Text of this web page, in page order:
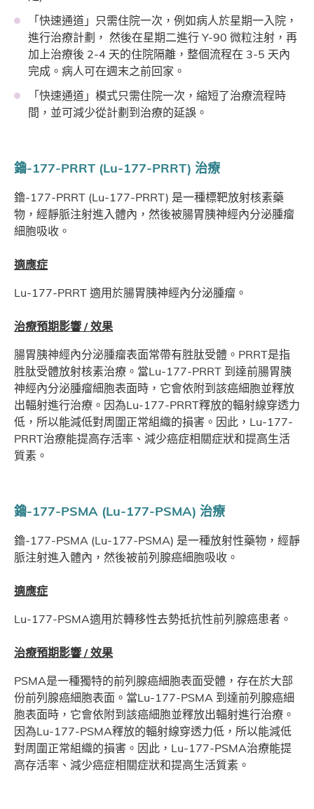
「快速通道」只需住院一次，例如病人於星期一入院，
進行治療計劃， 然後在星期二進行 Y-90 微粒注射，再
加上治療後 2-4 天的住院隔離，整個流程在 3-5 天內
完成。病人可在週末之前回家。
「快速通道」模式只需住院一次，縮短了治療流程時
間，並可減少從計劃到治療的延誤。
鑥-177-PRRT (Lu-177-PRRT) 治療
鑥-177-PRRT (Lu-177-PRRT) 是一種標靶放射核素藥
物，經靜脈注射進入體內，然後被腸胃胰神經內分泌腫瘤
細胞吸收。
適應症
Lu-177-PRRT 適用於腸胃胰神經內分泌腫瘤。
治療預期影響 / 效果
腸胃胰神經內分泌腫瘤表面常帶有胜肽受體。PRRT是指
胜肽受體放射核素治療。當Lu-177-PRRT 到達前腸胃胰
神經內分泌腫瘤細胞表面時，它會依附到該癌細胞並釋放
出輻射進行治療。因為Lu-177-PRRT釋放的輻射線穿透力
低，所以能減低對周圍正常組織的損害。因此，Lu-177-
PRRT治療能提高存活率、減少癌症相關症狀和提高生活
質素。
鑥-177-PSMA (Lu-177-PSMA) 治療
鑥-177-PSMA (Lu-177-PSMA) 是一種放射性藥物，經靜
脈注射進入體內，然後被前列腺癌細胞吸收。
適應症
Lu-177-PSMA適用於轉移性去勢抵抗性前列腺癌患者。
治療預期影響 / 效果
PSMA是一種獨特的前列腺癌細胞表面受體，存在於大部
份前列腺癌細胞表面。當Lu-177-PSMA 到達前列腺癌細
胞表面時，它會依附到該癌細胞並釋放出輻射進行治療。
因為Lu-177-PSMA釋放的輻射線穿透力低，所以能減低
對周圍正常組織的損害。因此，Lu-177-PSMA治療能提
高存活率、減少癌症相關症狀和提高生活質素。